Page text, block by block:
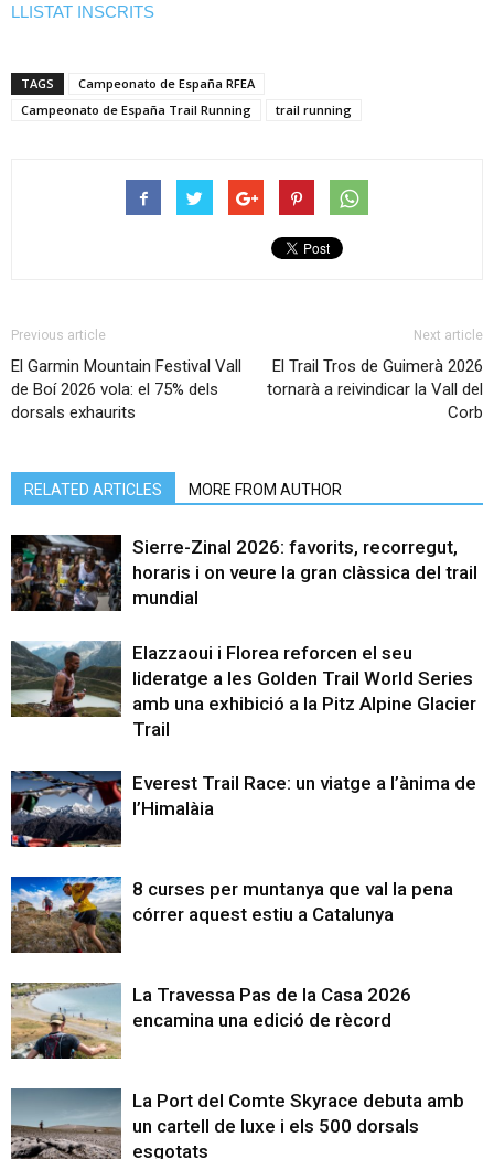
LLISTAT INSCRITS
TAGS
Campeonato de España RFEA
Campeonato de España Trail Running
trail running
Previous article
El Garmin Mountain Festival Vall
de Boí 2026 vola: el 75% dels
dorsals exhaurits
Next article
El Trail Tros de Guimerà 2026
tornarà a reivindicar la Vall del
Corb
RELATED ARTICLES MORE FROM AUTHOR
Sierre-Zinal 2026: favorits, recorregut,
horaris i on veure la gran clàssica del trail
mundial
Elazzaoui i Florea reforcen el seu
lideratge a les Golden Trail World Series
amb una exhibició a la Pitz Alpine Glacier
Trail
Everest Trail Race: un viatge a l’ànima de
l’Himalàia
8 curses per muntanya que val la pena
córrer aquest estiu a Catalunya
La Travessa Pas de la Casa 2026
encamina una edició de rècord
La Port del Comte Skyrace debuta amb
un cartell de luxe i els 500 dorsals
esgotats